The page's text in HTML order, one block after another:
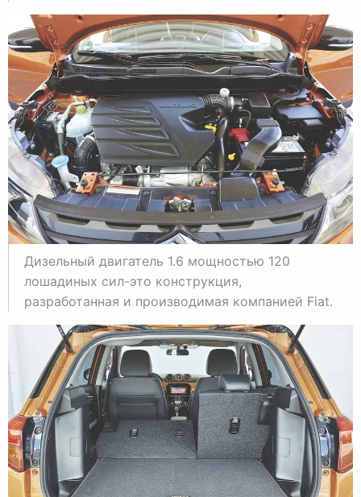
Дизельный двигатель 1.6 мощностью 120
лошадиных сил-это конструкция,
разработанная и производимая компанией Fiat.